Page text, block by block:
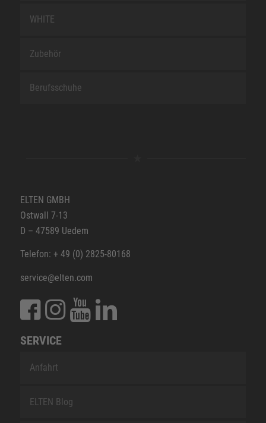
WHITE
Zubehör
Berufsschuhe
ELTEN GMBH
Ostwall 7-13
D – 47589 Uedem
Telefon: + 49 (0) 2825-80168
service@elten.com
SERVICE
Anfahrt
ELTEN Blog